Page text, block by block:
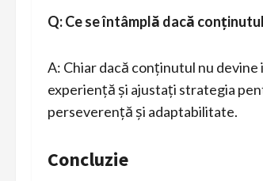
Q: Ce se întâmplă dacă
A: Chiar dacă conținutul nu
experiență și ajustați strategia
perseverență și adaptabilitate.
Concluzie